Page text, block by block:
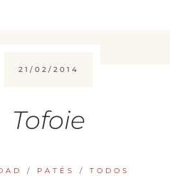
21/02/2014
Tofoie
/ PATÉS /TODOS